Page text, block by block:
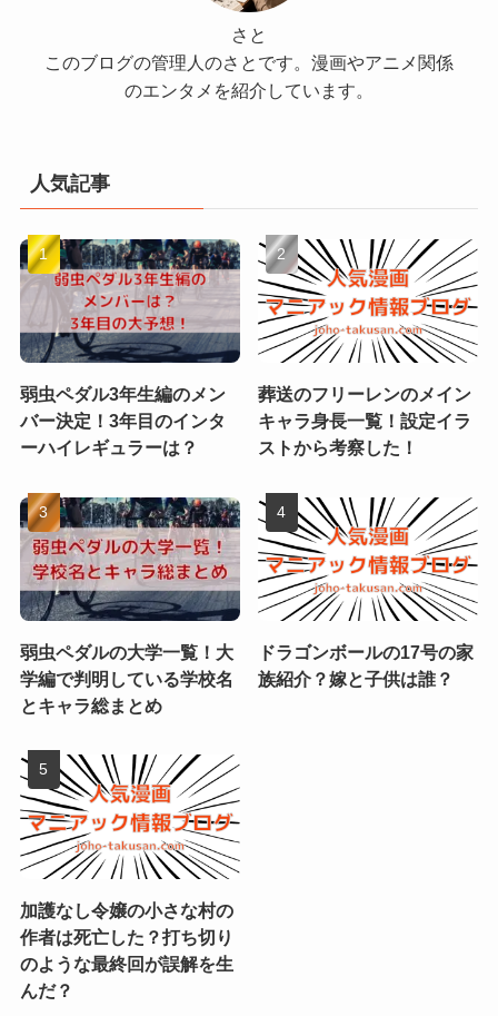
さと
このブログの管理人のさとです。漫画やアニメ関係
のエンタメを紹介しています。
人気記事
弱虫ペダル3年生編のメン
バー決定！3年目のインタ
ーハイレギュラーは？
葬送のフリーレンのメイン
キャラ身長一覧！設定イラ
ストから考察した！
弱虫ペダルの大学一覧！大
学編で判明している学校名
とキャラ総まとめ
ドラゴンボールの17号の家
族紹介？嫁と子供は誰？
加護なし令嬢の小さな村の
作者は死亡した？打ち切り
のような最終回が誤解を生
んだ？